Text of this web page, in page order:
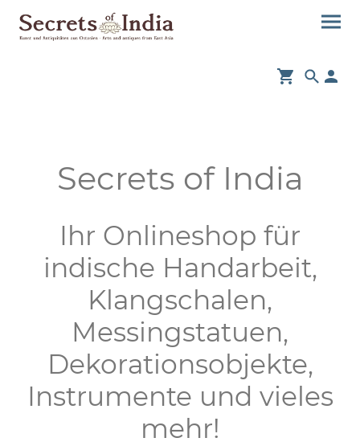
Secrets of India
Ihr Onlineshop für
indische Handarbeit,
Klangschalen,
Messingstatuen,
Dekorationsobjekte,
Instrumente und vieles
mehr!